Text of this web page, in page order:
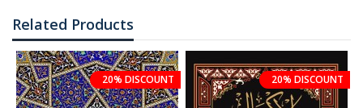
Related Products
20% DISCOUNT 20% DISCOUNT